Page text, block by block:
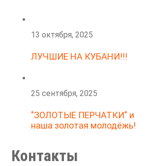
13 октября, 2025
ЛУЧШИЕ НА КУБАНИ!!!
25 сентября, 2025
"ЗОЛОТЫЕ ПЕРЧАТКИ" и
наша золотая молодёжь!
Контакты